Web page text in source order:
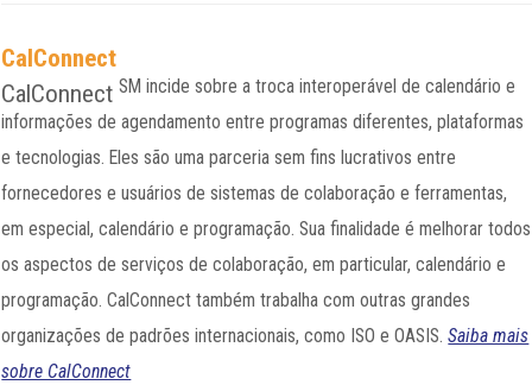
CalConnect
CalConnect SMincide sobre a troca interoperável de calendário e
informações de agendamento entre programas diferentes, plataformas
e tecnologias. Eles são uma parceria sem fins lucrativos entre
fornecedores e usuários de sistemas de colaboração e ferramentas,
em especial, calendário e programação. Sua finalidade é melhorar todos
os aspectos de serviços de colaboração, em particular, calendário e
programação. CalConnect também trabalha com outras grandes
organizações de padrões internacionais, como ISO e OASIS.Saiba mais
sobre CalConnect